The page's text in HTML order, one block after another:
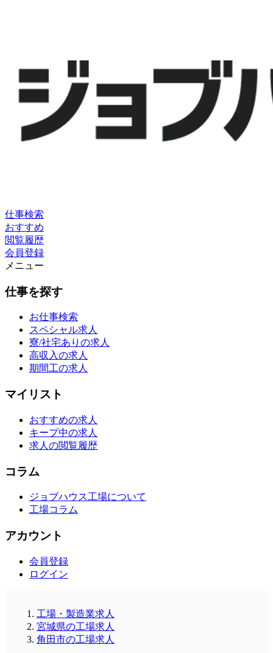
仕事検索
おすすめ
閲覧履歴
会員登録
メニュー
仕事を探す
お仕事検索
スペシャル求人
寮/社宅ありの求人
高収入の求人
期間工の求人
マイリスト
おすすめの求人
キープ中の求人
求人の閲覧履歴
コラム
ジョブハウス工場について
工場コラム
アカウント
会員登録
ログイン
工場・製造業求人
宮城県の工場求人
角田市の工場求人